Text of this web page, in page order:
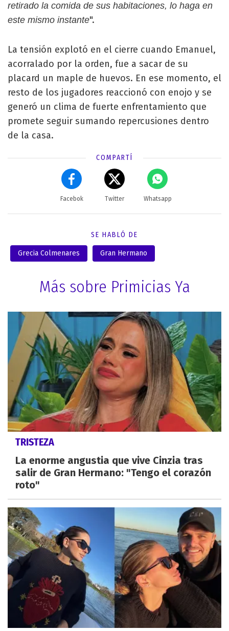
retirado la comida de sus habitaciones, lo haga en
este mismo instante".
La tensión explotó en el cierre cuando Emanuel,
acorralado por la orden, fue a sacar de su
placard un maple de huevos. En ese momento, el
resto de los jugadores reaccionó con enojo y se
generó un clima de fuerte enfrentamiento que
promete seguir sumando repercusiones dentro
de la casa.
COMPARTÍ
Facebok Twitter Whatsapp
SE HABLÓ DE
Grecia Colmenares Gran Hermano
Más sobre Primicias Ya
TRISTEZA
La enorme angustia que vive Cinzia tras
salir de Gran Hermano: "Tengo el corazón
roto"